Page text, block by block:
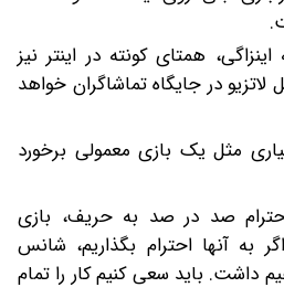
همتای کونته در اینتر نیز
لاتزیو در جایگاه تماشاگران خواهد
مثل یک بازی معمولی برخورد
صد در صد به حریف، بازی
به آنها احترام بگذاریم، شانس
داشت. باید سعی کنیم کار را تمام